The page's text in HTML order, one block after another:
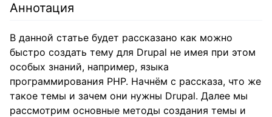
Аннотация
В данной статье будет рассказано как можно
быстро создать тему для Drupal не имея при этом
особых знаний, например, языка
программирования PHP. Начнём с рассказа, что же
такое темы и зачем они нужны Drupal. Далее мы
рассмотрим основные методы создания темы и